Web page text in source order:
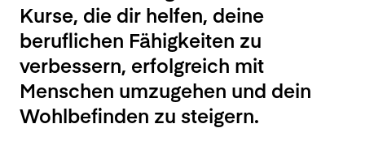
Kurse, die dir helfen, deine
beruflichen Fähigkeiten zu
verbessern, erfolgreich mit
Menschen umzugehen und dein
Wohlbefinden zu steigern.